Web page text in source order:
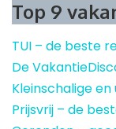
Top 9
TUI – de beste
De
Kleinschalige
Prijsvrij – de